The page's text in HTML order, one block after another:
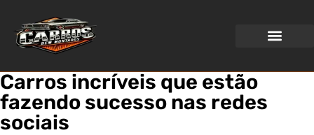
Carros incríveis que estão
fazendo sucesso nas redes
sociais